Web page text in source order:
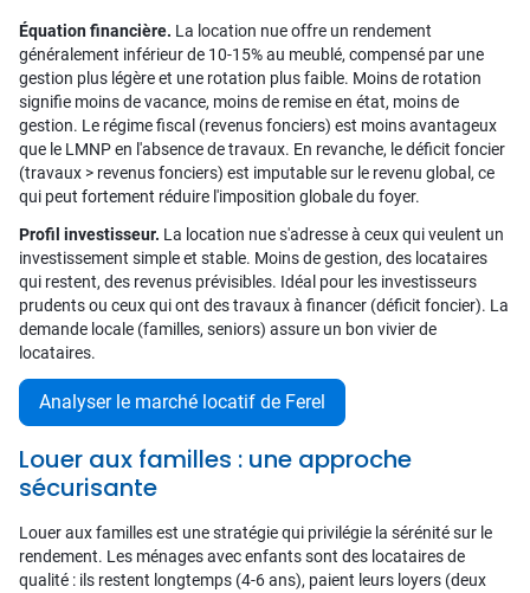
Équation financière. La location nue offre un rendement
généralement inférieur de 10-15% au meublé, compensé par une
gestion plus légère et une rotation plus faible. Moins de rotation
signifie moins de vacance, moins de remise en état, moins de
gestion. Le régime fiscal (revenus fonciers) est moins avantageux
que le LMNP en l'absence de travaux. En revanche, le déficit foncier
(travaux > revenus fonciers) est imputable sur le revenu global, ce
qui peut fortement réduire l'imposition globale du foyer.
Profil investisseur. La location nue s'adresse à ceux qui veulent un
investissement simple et stable. Moins de gestion, des locataires
qui restent, des revenus prévisibles. Idéal pour les investisseurs
prudents ou ceux qui ont des travaux à financer (déficit foncier). La
demande locale (familles, seniors) assure un bon vivier de
locataires.
Analyser le marché locatif de Ferel
Louer aux familles : une approche
sécurisante
Louer aux familles est une stratégie qui privilégie la sérénité sur le
rendement. Les ménages avec enfants sont des locataires de
qualité : ils restent longtemps (4-6 ans), paient leurs loyers (deux